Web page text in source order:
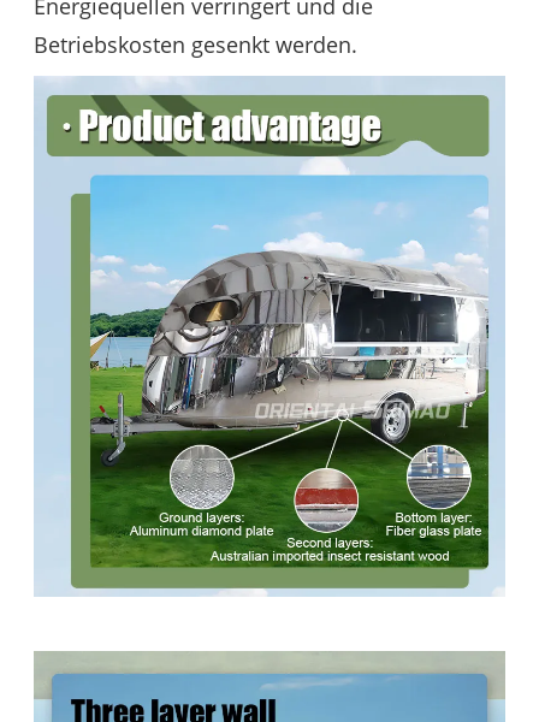
Energiequellen verringert und die
Betriebskosten gesenkt werden.